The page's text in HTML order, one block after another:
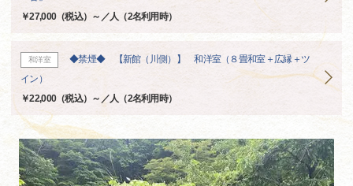
￥27,000（税込）～／人（2名利用時）
和洋室
◆禁煙◆ 【新館（川側）】 和洋室（８畳和室＋広縁＋ツ
イン）
￥22,000（税込）～／人（2名利用時）